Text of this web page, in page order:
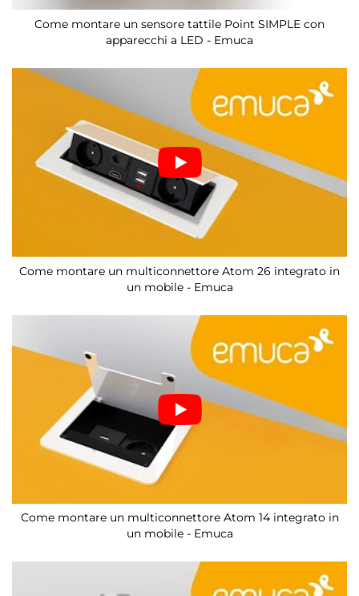
Come montare un sensore tattile Point SIMPLE con
apparecchi a LED - Emuca
Come montare un multiconnettore Atom 26 integrato in
un mobile - Emuca
Come montare un multiconnettore Atom 14 integrato in
un mobile - Emuca